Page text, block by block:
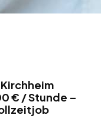
€ / Stunde –